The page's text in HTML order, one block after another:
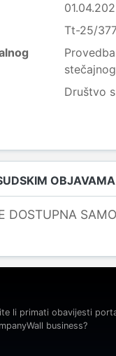
Tt-25/
Društvo
DOSTUPNA
li primati obavijesti
business?